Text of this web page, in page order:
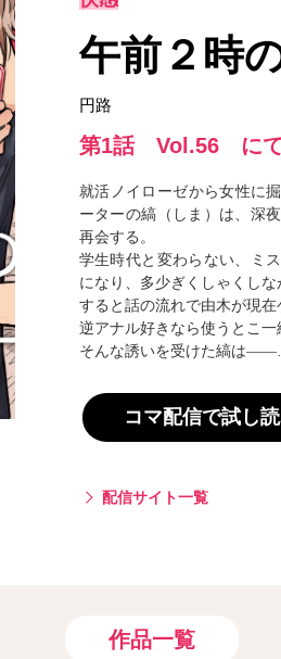
リキューレ
午前２時
円路
第1話 Vol.56 にて
就活ノイローゼから女性に
ーターの縞（しま）は、深
再会する。
学生時代と変わらない、ミ
になり、多少ぎくしゃくしな
すると話の流れで由木が現在
逆アナル好きなら使うとこ
そんな誘いを受けた縞は
コマ配信で試し
配信サイト一覧
作品一覧